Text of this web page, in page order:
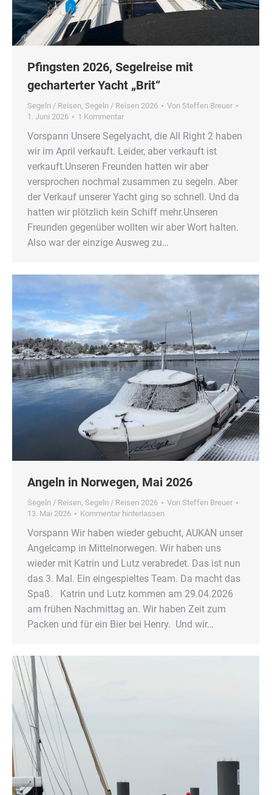
Pfingsten 2026, Segelreise mit
gecharterter Yacht „Brit“
Segeln / Reisen, Segeln / Reisen 2026 Von Steffen Breuer
1. Juni 2026
1 Kommentar
Vorspann Unsere Segelyacht, die All Right 2 haben
wir im April verkauft. Leider, aber verkauft ist
verkauft.Unseren Freunden hatten wir aber
versprochen nochmal zusammen zu segeln. Aber
der Verkauf unserer Yacht ging so schnell. Und da
hatten wir plötzlich kein Schiff mehr.Unseren
Freunden gegenüber wollten wir aber Wort halten.
Also war der einzige Ausweg zu…
Angeln in Norwegen, Mai 2026
Segeln / Reisen, Segeln / Reisen 2026 Von Steffen Breuer
13. Mai 2026
Kommentar hinterlassen
Vorspann Wir haben wieder gebucht, AUKAN unser
Angelcamp in Mittelnorwegen. Wir haben uns
wieder mit Katrin und Lutz verabredet. Das ist nun
das 3. Mal. Ein eingespieltes Team. Da macht das
Spaß. Katrin und Lutz kommen am 29.04.2026
am frühen Nachmittag an. Wir haben Zeit zum
Packen und für ein Bier bei Henry. Und wir…